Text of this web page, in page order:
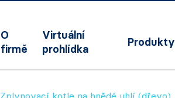
O
firmě
Virtuální
prohlídka
Produkty